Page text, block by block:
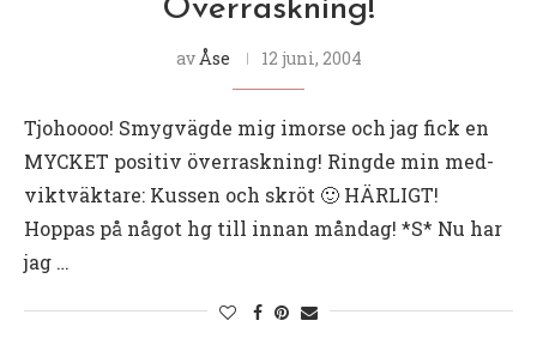
Överraskning!
av Åse 12 juni, 2004
Tjohoooo! Smygvägde mig imorse och jag fick en
MYCKET positiv överraskning! Ringde min med-
viktväktare: Kussen och skröt 🙂 HÄRLIGT!
Hoppas på något hg till innan måndag! *S* Nu har
jag …